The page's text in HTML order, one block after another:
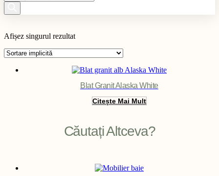
Aplicație produs
Exterior / Interior produs
Afișez singurul rezultat
Blat Granit Alaska White
Citește Mai Mult
Căutați Altceva?